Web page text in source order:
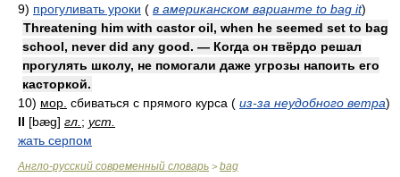
9) прогуливать уроки ( в американском варианте to bag it)
Threatening him with castor oil, when he seemed set to bag
school, never did any good. — Когда он твёрдо решал
прогулять школу, не помогали даже угрозы напоить его
касторкой.
10) мор. сбиваться с прямого курса ( из-за неудобного ветра)
II [bæg] гл. ; уст.
жать серпом
Англо-русский современный словарь > bag